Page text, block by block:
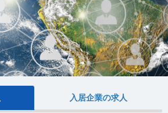
入居企業の求人